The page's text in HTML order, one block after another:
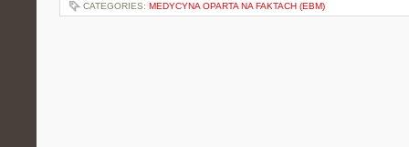
CATEGORIES: MEDYCYNA OPARTA NA FAKTACH (EBM)